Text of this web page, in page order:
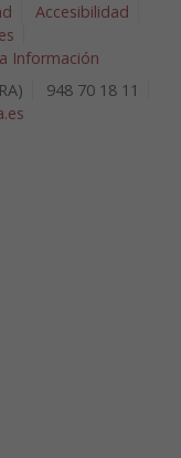
Accesibilidad
Información
948 70 18 11